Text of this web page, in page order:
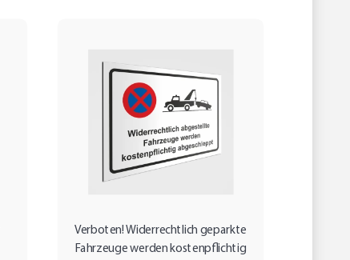
Verboten! Widerrechtlich geparkte
Fahrzeuge werden kostenpflichtig